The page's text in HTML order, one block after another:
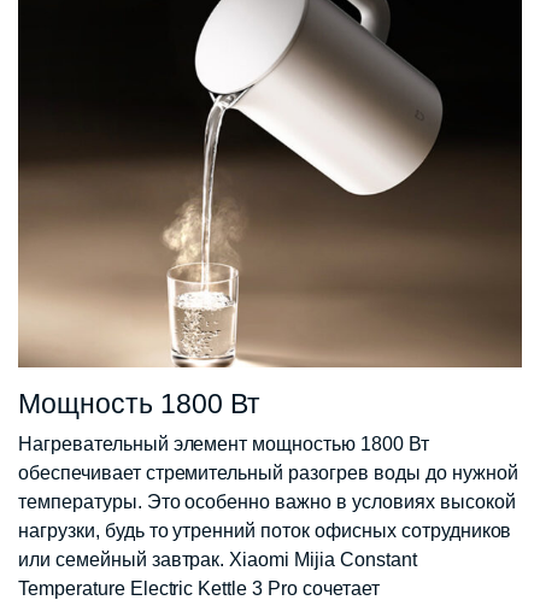
Мощность 1800 Вт
Нагревательный элемент мощностью 1800 Вт
обеспечивает стремительный разогрев воды до нужной
температуры. Это особенно важно в условиях высокой
нагрузки, будь то утренний поток офисных сотрудников
или семейный завтрак. Xiaomi Mijia Constant
Temperature Electric Kettle 3 Pro сочетает